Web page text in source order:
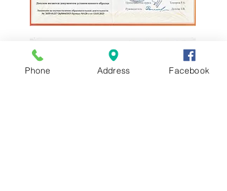
Phone Address Facebook